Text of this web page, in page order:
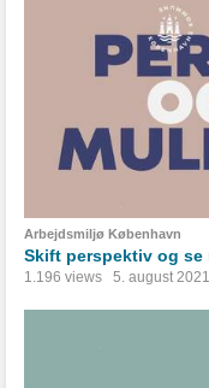
Arbejdsmiljø København
Skift perspektiv og se
1.196 views 5. august 2021